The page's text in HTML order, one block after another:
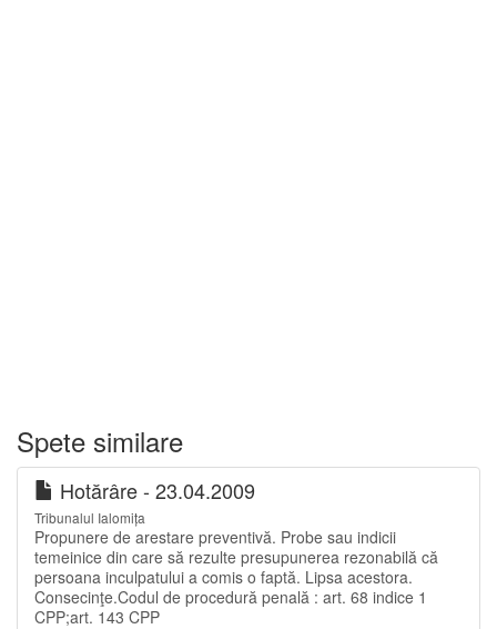
Spete similare
Hotărâre - 23.04.2009
Tribunalul Ialomița
Propunere de arestare preventivă. Probe sau indicii
temeinice din care să rezulte presupunerea rezonabilă că
persoana inculpatului a comis o faptă. Lipsa acestora.
Consecinţe.Codul de procedură penală : art. 68 indice 1
CPP;art. 143 CPP